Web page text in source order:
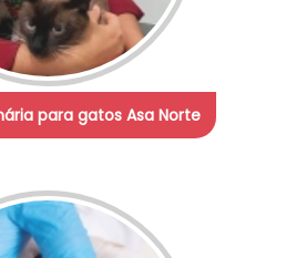
para gatos Asa Norte